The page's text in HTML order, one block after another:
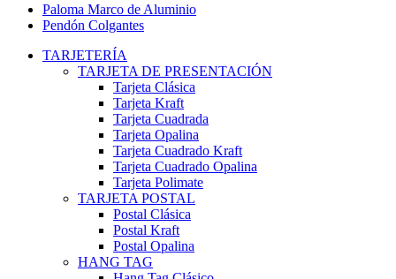
Paloma Marco de Aluminio
Pendón Colgantes
TARJETERÍA
TARJETA DE PRESENTACIÓN
Tarjeta Clásica
Tarjeta Kraft
Tarjeta Cuadrada
Tarjeta Opalina
Tarjeta Cuadrado Kraft
Tarjeta Cuadrado Opalina
Tarjeta Polimate
TARJETA POSTAL
Postal Clásica
Postal Kraft
Postal Opalina
HANG TAG